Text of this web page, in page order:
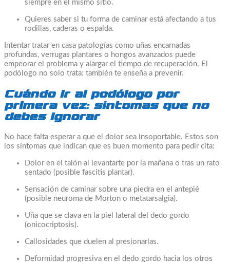
siempre en el mismo sitio.
Quieres saber si tu forma de caminar está afectando a tus
rodillas, caderas o espalda.
Intentar tratar en casa patologías como uñas encarnadas
profundas, verrugas plantares o hongos avanzados puede
empeorar el problema y alargar el tiempo de recuperación. El
podólogo no solo trata: también te enseña a prevenir.
Cuándo ir al podólogo por
primera vez: síntomas que no
debes ignorar
No hace falta esperar a que el dolor sea insoportable. Estos son
los síntomas que indican que es buen momento para pedir cita:
Dolor en el talón al levantarte por la mañana o tras un rato
sentado (posible fascitis plantar).
Sensación de caminar sobre una piedra en el antepié
(posible neuroma de Morton o metatarsalgia).
Uña que se clava en la piel lateral del dedo gordo
(onicocriptosis).
Callosidades que duelen al presionarlas.
Deformidad progresiva en el dedo gordo hacia los otros